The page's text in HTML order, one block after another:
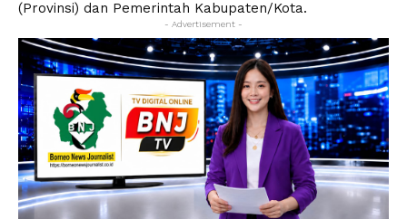
(Provinsi) dan Pemerintah Kabupaten/Kota.
- Advertisement -